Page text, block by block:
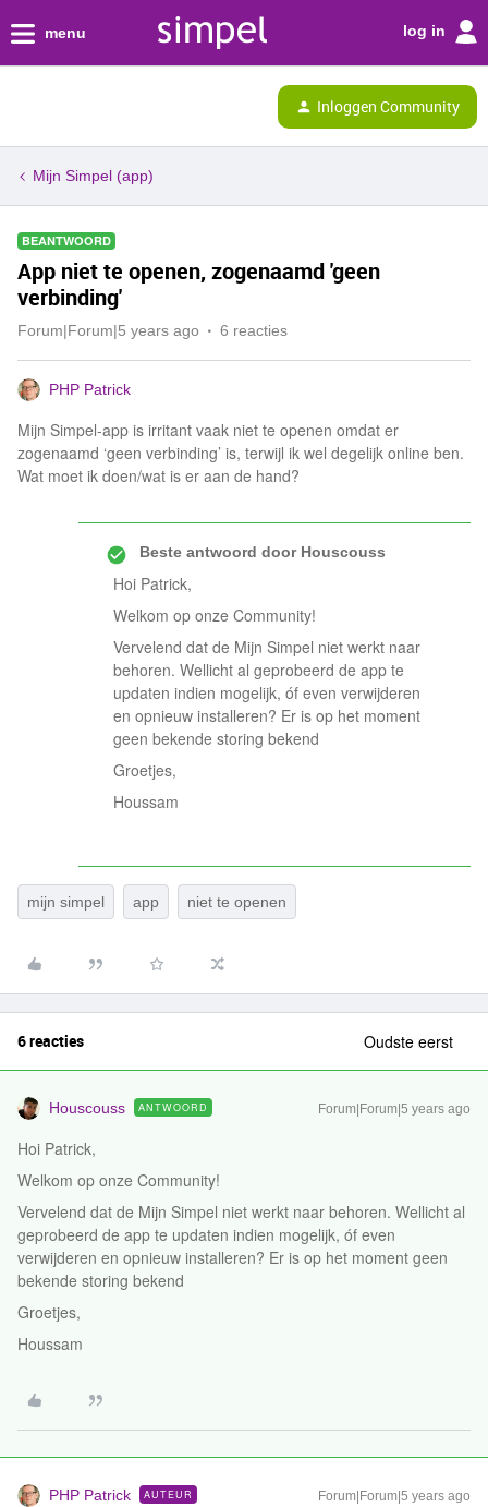
menu log in
Inloggen Community
Mijn Simpel (app)
BEANTWOORD
App niet te openen, zogenaamd 'geen
verbinding'
Forum|Forum|5 years ago 6 reacties
PHP Patrick
Mijn Simpel-app is irritant vaak niet te openen omdat er
zogenaamd ‘geen verbinding’ is, terwijl ik wel degelijk online ben.
Wat moet ik doen/wat is er aan de hand?
Beste antwoord doorHouscouss
Hoi Patrick,
Welkom op onze Community!
Vervelend dat de Mijn Simpel niet werkt naar
behoren. Wellicht al geprobeerd de app te
updaten indien mogelijk, óf even verwijderen
en opnieuw installeren? Er is op het moment
geen bekende storing bekend
Groetjes,
Houssam
mijn simpel app niet te openen
6 reacties Oudste eerst
Houscouss ANTWOORD Forum|Forum|5 years ago
Hoi Patrick,
Welkom op onze Community!
Vervelend dat de Mijn Simpel niet werkt naar behoren. Wellicht al
geprobeerd de app te updaten indien mogelijk, óf even
verwijderen en opnieuw installeren? Er is op het moment geen
bekende storing bekend
Groetjes,
Houssam
PHP Patrick AUTEUR Forum|Forum|5 years ago